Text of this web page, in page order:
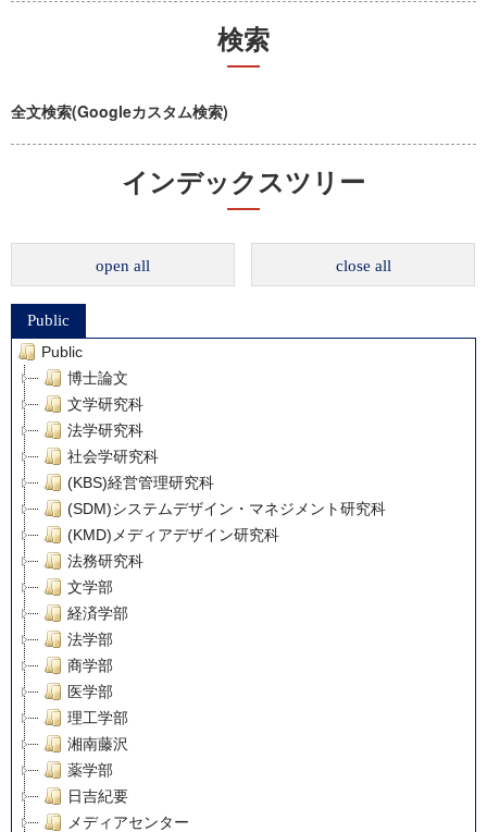
検索
全文検索(Googleカスタム検索)
インデックスツリー
open all close all
Public
Public
博士論文
文学研究科
法学研究科
社会学研究科
(KBS)経営管理研究科
(SDM)システムデザイン・マネジメント研究科
(KMD)メディアデザイン研究科
法務研究科
文学部
経済学部
法学部
商学部
医学部
理工学部
湘南藤沢
薬学部
日吉紀要
メディアセンター